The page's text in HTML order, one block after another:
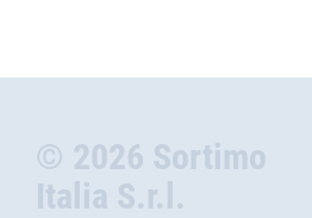
© 2026 Sortimo
Italia S.r.l.